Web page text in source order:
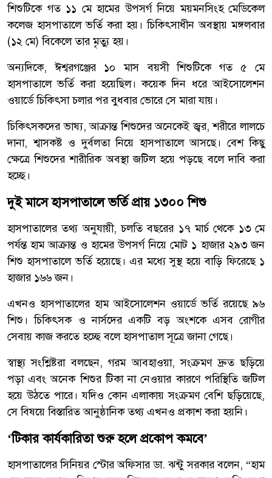
শিশুটিকে গত ১১ মে হামের উপসর্গ নিয়ে ময়মনসিংহ মেডিকেল
কলেজ হাসপাতালে ভর্তি করা হয়। চিকিৎসাধীন অবস্থায় মঙ্গলবার
(১২ মে) বিকেলে তার মৃত্যু হয়।
অন্যদিকে, ঈশ্বরগঞ্জের ১০ মাস বয়সী শিশুটিকে গত ৫ মে
হাসপাতালে ভর্তি করা হয়েছিল। কয়েক দিন ধরে আইসোলেশন
ওয়ার্ডে চিকিৎসা চলার পর বুধবার ভোরে সে মারা যায়।
চিকিৎসকদের ভাষ্য, আক্রান্ত শিশুদের অনেকেই জ্বর, শরীরে লালচে
দানা, শ্বাসকষ্ট ও দুর্বলতা নিয়ে হাসপাতালে আসছে। বেশ কিছু
ক্ষেত্রে শিশুদের শারীরিক অবস্থা জটিল হয়ে পড়ছে বলে দাবি করা
হচ্ছে।
দুই মাসে হাসপাতালে ভর্তি প্রায় ১৩০০ শিশু
হাসপাতালের তথ্য অনুযায়ী, চলতি বছরের ১৭ মার্চ থেকে ১৩ মে
পর্যন্ত হাম আক্রান্ত ও হামের উপসর্গ নিয়ে মোট ১ হাজার ২৯৩ জন
শিশু হাসপাতালে ভর্তি হয়েছে। এর মধ্যে সুস্থ হয়ে বাড়ি ফিরেছে ১
হাজার ১৬৬ জন।
এখনও হাসপাতালের হাম আইসোলেশন ওয়ার্ডে ভর্তি রয়েছে ৯৬
শিশু। চিকিৎসক ও নার্সদের একটি বড় অংশকে এসব রোগীর
সেবায় কাজ করতে হচ্ছে বলে হাসপাতাল সূত্রে জানা গেছে।
স্বাস্থ্য সংশ্লিষ্টরা বলছেন, গরম আবহাওয়া, সংক্রমণ দ্রুত ছড়িয়ে
পড়া এবং অনেক শিশুর টিকা না নেওয়ার কারণে পরিস্থিতি জটিল
হয়ে উঠতে পারে। যদিও কোন এলাকায় সংক্রমণ বেশি ছড়িয়েছে,
সে বিষয়ে বিস্তারিত আনুষ্ঠানিক তথ্য এখনও প্রকাশ করা হয়নি।
‘টিকার কার্যকারিতা শুরু হলে প্রকোপ কমবে’
হাসপাতালের সিনিয়র স্টোর অফিসার ডা. ঝন্টু সরকার বলেন, “হাম